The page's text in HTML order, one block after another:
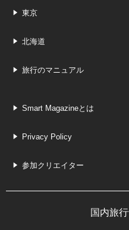
東京
北海道
旅行のマニュアル
Smart Magazineとは
Privacy Policy
参加クリエイター
国内旅